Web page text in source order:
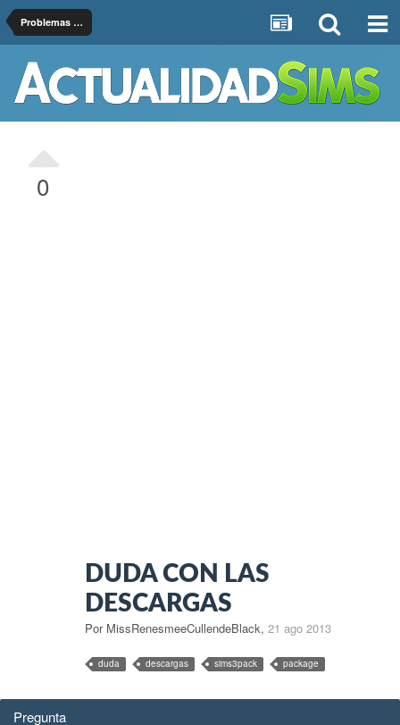
Problemas de Los Sims 3
0
DUDA CON LAS
DESCARGAS
Por MissRenesmeeCullendeBlack, 21 ago 2013
duda descargas sims3pack package
Pregunta